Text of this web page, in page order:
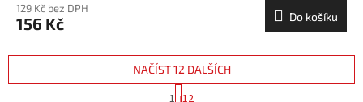
129 Kč bez DPH
156 Kč Do košíku
NAČÍST 12 DALŠÍCH
1 12